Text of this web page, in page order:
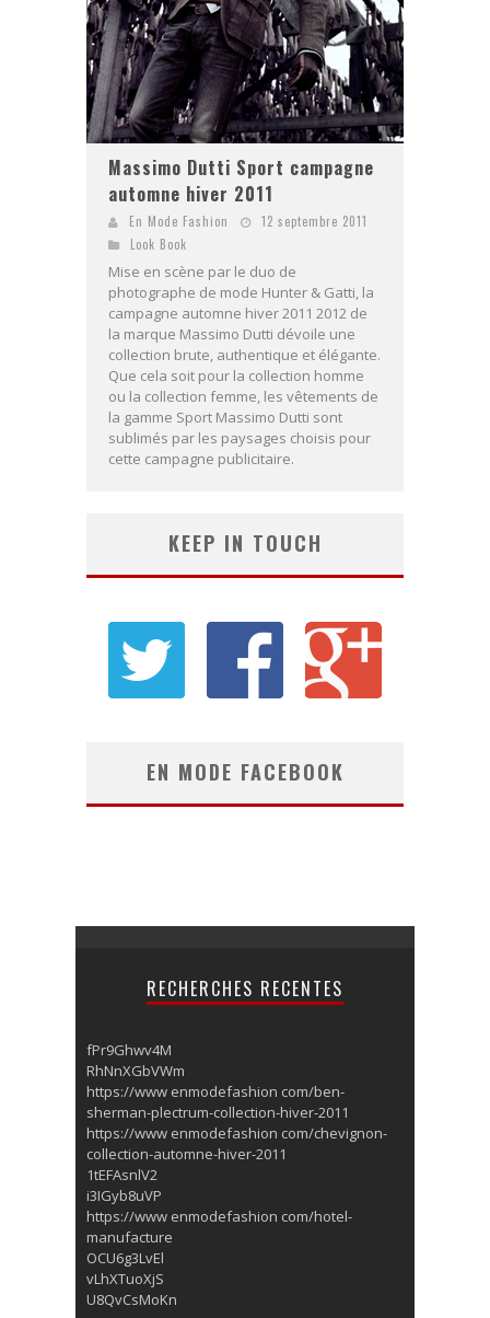
Massimo Dutti Sport campagne
automne hiver 2011
En Mode Fashion
12 septembre 2011
Look Book
Mise en scène par le duo de
photographe de mode Hunter & Gatti, la
campagne automne hiver 2011 2012 de
la marque Massimo Dutti dévoile une
collection brute, authentique et élégante.
Que cela soit pour la collection homme
ou la collection femme, les vêtements de
la gamme Sport Massimo Dutti sont
sublimés par les paysages choisis pour
cette campagne publicitaire.
KEEP IN TOUCH
EN MODE FACEBOOK
RECHERCHES RECENTES
fPr9Ghwv4M
RhNnXGbVWm
https://www enmodefashion com/ben-
sherman-plectrum-collection-hiver-2011
https://www enmodefashion com/chevignon-
collection-automne-hiver-2011
1tEFAsnlV2
i3IGyb8uVP
https://www enmodefashion com/hotel-
manufacture
OCU6g3LvEl
vLhXTuoXjS
U8QvCsMoKn